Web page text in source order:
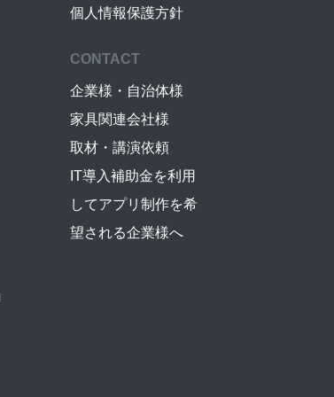
個人情報保護方針
CONTACT
企業様・自治体様
家具関連会社様
取材・講演依頼
IT導入補助金を利用
してアプリ制作を希
望される企業様へ